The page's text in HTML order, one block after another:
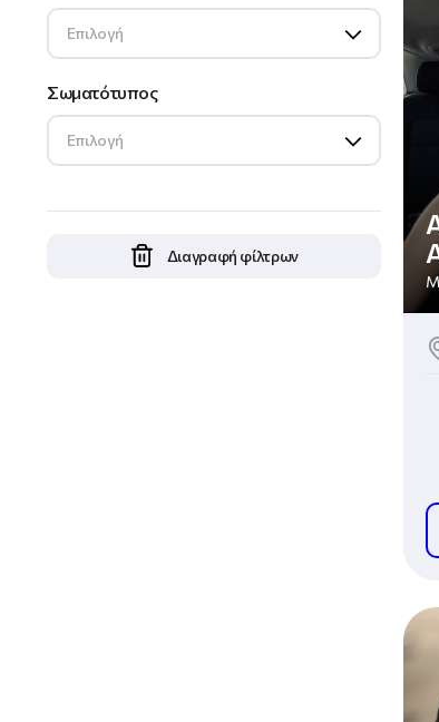
Επιλογή
Σωματότυπος
Επιλογή
Διαγραφή φίλτρων